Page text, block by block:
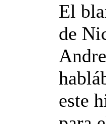
El
de
este